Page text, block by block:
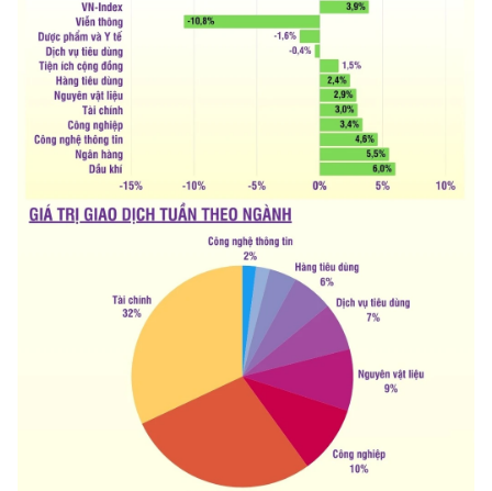
E-Magazine
Video
Media Chính trị
Media Kinh tế
Media Văn hóa
Media Pháp luật
Media Du lịch
Media Thế giới